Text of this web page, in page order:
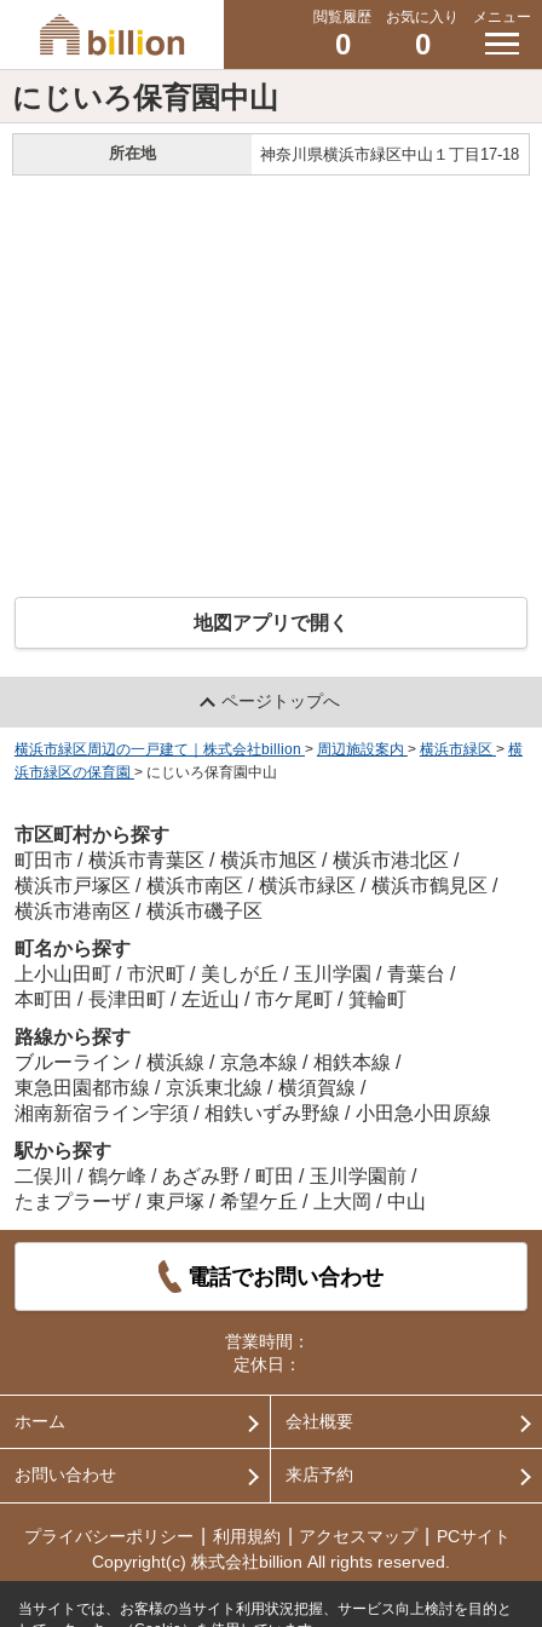
閲覧履歴
0
お気に入り
0
メニュー
にじいろ保育園中山
所在地 神奈川県横浜市緑区中山１丁目17-18
地図アプリで開く
ページトップへ
横浜市緑区周辺の一戸建て｜株式会社billion > 周辺施設案内 > 横浜市緑区 > 横
浜市緑区の保育園 > にじいろ保育園中山
市区町村から探す
町田市 / 横浜市青葉区 / 横浜市旭区 / 横浜市港北区 /
横浜市戸塚区 / 横浜市南区 / 横浜市緑区 / 横浜市鶴見区 /
横浜市港南区 / 横浜市磯子区
町名から探す
上小山田町 / 市沢町 / 美しが丘 / 玉川学園 / 青葉台 /
本町田 / 長津田町 / 左近山 / 市ケ尾町 / 箕輪町
路線から探す
ブルーライン / 横浜線 / 京急本線 / 相鉄本線 /
東急田園都市線 / 京浜東北線 / 横須賀線 /
湘南新宿ライン宇須 / 相鉄いずみ野線 / 小田急小田原線
駅から探す
二俣川
/ 鶴ケ峰 / あざみ野 / 町田 / 玉川学園前 /
たまプラーザ / 東戸塚 / 希望ケ丘 / 上大岡 / 中山
電話でお問い合わせ
営業時間：
定休日：
ホーム 会社概要
お問い合わせ 来店予約
プライバシーポリシー 利用規約 アクセスマップ
PCサイト
Copyright(c) 株式会社billion All rights reserved.
当サイトでは、お客様の当サイト利用状況把握、サービス向上検討を目的と